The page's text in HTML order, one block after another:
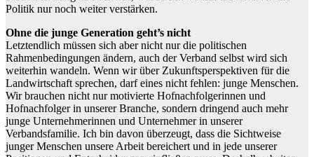
Politik nur noch weiter verstärken.
Ohne die junge Generation geht’s nicht
Letztendlich müssen sich aber nicht nur die politischen
Rahmenbedingungen ändern, auch der Verband selbst wird sich
weiterhin wandeln. Wenn wir über Zukunftsperspektiven für die
Landwirtschaft sprechen, darf eines nicht fehlen: junge Menschen.
Wir brauchen nicht nur motivierte Hofnachfolgerinnen und
Hofnachfolger in unserer Branche, sondern dringend auch mehr
junge Unternehmerinnen und Unternehmer in unserer
Verbandsfamilie. Ich bin davon überzeugt, dass die Sichtweise
junger Menschen unsere Arbeit bereichert und in jede unserer